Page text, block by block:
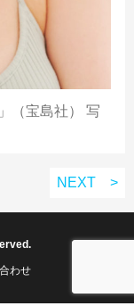
（宝島社） 写
NEXT >
わせ